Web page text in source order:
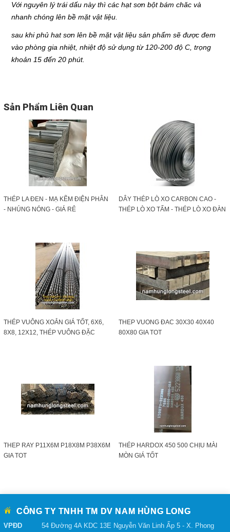
Với nguyên lý trái dấu này thì các hạt sơn bột bám chăc và
nhanh chóng lên bề mặt vật liệu.
sau khi phủ hat sơn lên bề mặt vật liệu sản phẩm sẽ được đem
vào phòng gia nhiệt, nhiệt độ sử dụng từ 120-200 độ C, trọng
khoản 15 đến 20 phút.
Sản Phẩm Liên Quan
THÉP LA ĐEN - MẠ KẼM ĐIỆN PHÂN
- NHÚNG NÓNG - GIÁ RẺ
DÂY THÉP LÒ XO CARBON CAO -
THÉP LÒ XO TẤM - THÉP LÒ XO ĐÀN
THÉP VUÔNG XOẮN GIÁ TỐT, 6X6,
8X8, 12X12, THÉP VUÔNG ĐẶC
THEP VUONG ĐAC 30X30 40X40
80X80 GIA TOT
THEP RAY P11X6M P18X8M P38X6M
GIA TOT
THÉP HARDOX 450 500 CHỊU MÀI
MÒN GIÁ TỐT
CÔNG TY TNHH TM DV NAM HÙNG LONG
VPĐD
54 Đường 4A KDC 13E Nguyễn Văn Linh Ấp 5 - X. Phong